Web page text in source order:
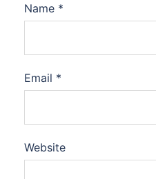
Name *
Email *
Website